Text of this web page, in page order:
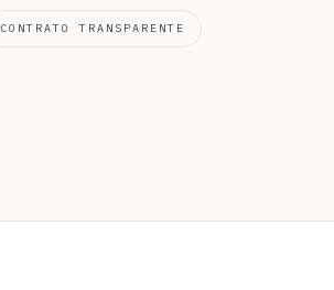
CONTRATO TRANSPARENTE